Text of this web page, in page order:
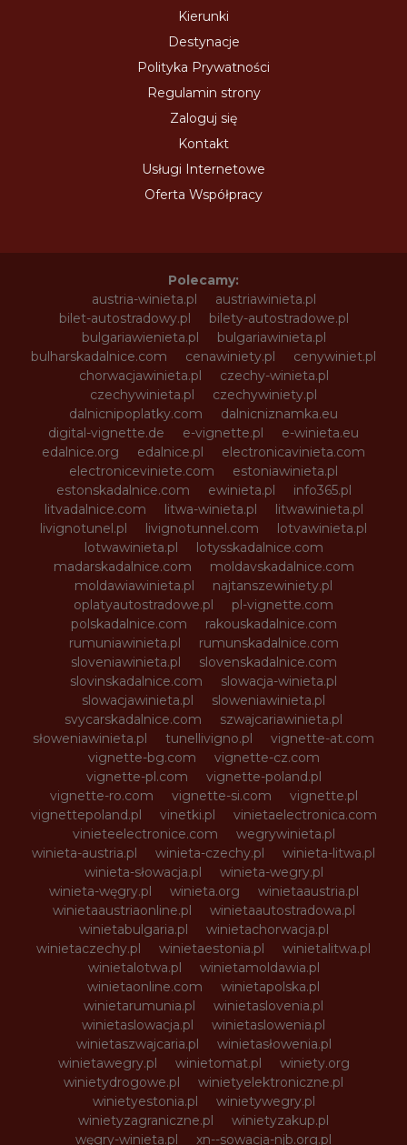
Kierunki
Destynacje
Polityka Prywatności
Regulamin strony
Zaloguj się
Kontakt
Usługi Internetowe
Oferta Współpracy
Polecamy:
austria-winieta.pl
austriawinieta.pl
bilet-autostradowy.pl
bilety-autostradowe.pl
bulgariawienieta.pl
bulgariawinieta.pl
bulharskadalnice.com
cenawiniety.pl
cenywiniet.pl
chorwacjawinieta.pl
czechy-winieta.pl
czechywinieta.pl
czechywiniety.pl
dalnicnipoplatky.com
dalnicniznamka.eu
digital-vignette.de
e-vignette.pl
e-winieta.eu
edalnice.org
edalnice.pl
electronicavinieta.com
electroniceviniete.com
estoniawinieta.pl
estonskadalnice.com
ewinieta.pl
info365.pl
litvadalnice.com
litwa-winieta.pl
litwawinieta.pl
livignotunel.pl
livignotunnel.com
lotvawinieta.pl
lotwawinieta.pl
lotysskadalnice.com
madarskadalnice.com
moldavskadalnice.com
moldawiawinieta.pl
najtanszewiniety.pl
oplatyautostradowe.pl
pl-vignette.com
polskadalnice.com
rakouskadalnice.com
rumuniawinieta.pl
rumunskadalnice.com
sloveniawinieta.pl
slovenskadalnice.com
slovinskadalnice.com
slowacja-winieta.pl
slowacjawinieta.pl
sloweniawinieta.pl
svycarskadalnice.com
szwajcariawinieta.pl
słoweniawinieta.pl
tunellivigno.pl
vignette-at.com
vignette-bg.com
vignette-cz.com
vignette-pl.com
vignette-poland.pl
vignette-ro.com
vignette-si.com
vignette.pl
vignettepoland.pl
vinetki.pl
vinietaelectronica.com
vinieteelectronice.com
wegrywinieta.pl
winieta-austria.pl
winieta-czechy.pl
winieta-litwa.pl
winieta-słowacja.pl
winieta-wegry.pl
winieta-węgry.pl
winieta.org
winietaaustria.pl
winietaaustriaonline.pl
winietaautostradowa.pl
winietabulgaria.pl
winietachorwacja.pl
winietaczechy.pl
winietaestonia.pl
winietalitwa.pl
winietalotwa.pl
winietamoldawia.pl
winietaonline.com
winietapolska.pl
winietarumunia.pl
winietaslovenia.pl
winietaslowacja.pl
winietaslowenia.pl
winietaszwajcaria.pl
winietasłowenia.pl
winietawegry.pl
winietomat.pl
winiety.org
winietydrogowe.pl
winietyelektroniczne.pl
winietyestonia.pl
winietywegry.pl
winietyzagraniczne.pl
winietyzakup.pl
węgry-winieta.pl
xn--sowacja-njb.org.pl